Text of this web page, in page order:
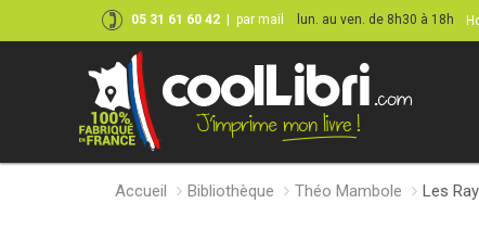
05 31 61 60 42 par mail lun. au ven. de 8h30 à 18h
Accueil Bibliothèque Théo Mambole Les